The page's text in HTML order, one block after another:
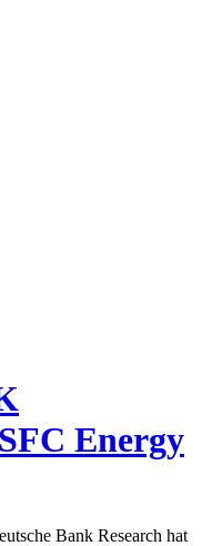
Energy
Bank Research hat